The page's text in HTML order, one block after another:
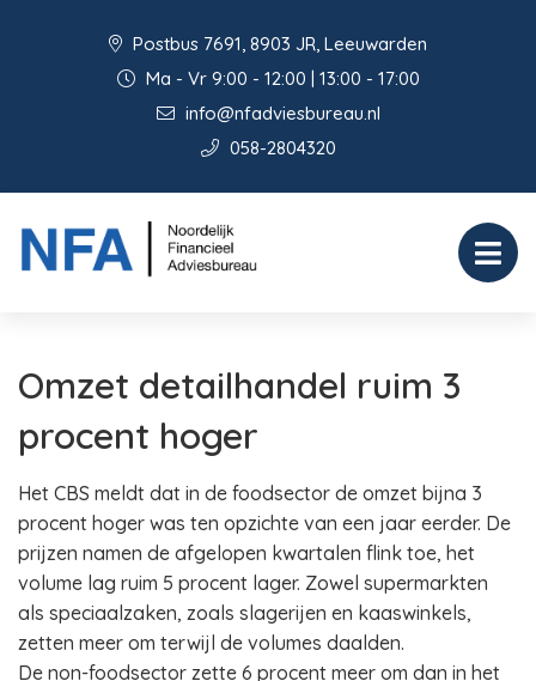
Postbus 7691, 8903 JR, Leeuwarden
Ma - Vr 9:00 - 12:00 | 13:00 - 17:00
info@nfadviesbureau.nl
058-2804320
Omzet detailhandel ruim 3
procent hoger
Het CBS meldt dat in de foodsector de omzet bijna 3
procent hoger was ten opzichte van een jaar eerder. De
prijzen namen de afgelopen kwartalen flink toe, het
volume lag ruim 5 procent lager. Zowel supermarkten
als speciaalzaken, zoals slagerijen en kaaswinkels,
zetten meer om terwijl de volumes daalden.
De non-foodsector zette 6 procent meer om dan in het